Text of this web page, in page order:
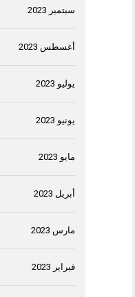
سبتمبر 2023
أغسطس 2023
يوليو 2023
يونيو 2023
مايو 2023
أبريل 2023
مارس 2023
فبراير 2023